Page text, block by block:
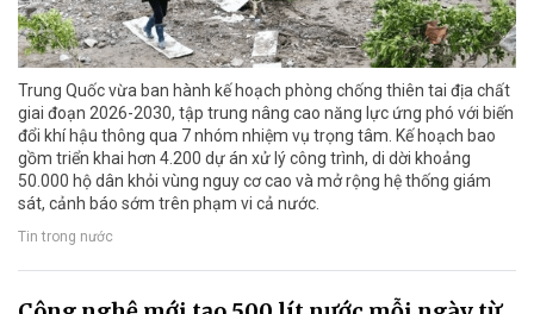
Trung Quốc vừa ban hành kế hoạch phòng chống thiên tai địa chất
giai đoạn 2026-2030, tập trung nâng cao năng lực ứng phó với biến
đổi khí hậu thông qua 7 nhóm nhiệm vụ trọng tâm. Kế hoạch bao
gồm triển khai hơn 4.200 dự án xử lý công trình, di dời khoảng
50.000 hộ dân khỏi vùng nguy cơ cao và mở rộng hệ thống giám
sát, cảnh báo sớm trên phạm vi cả nước.
Tin trong nước